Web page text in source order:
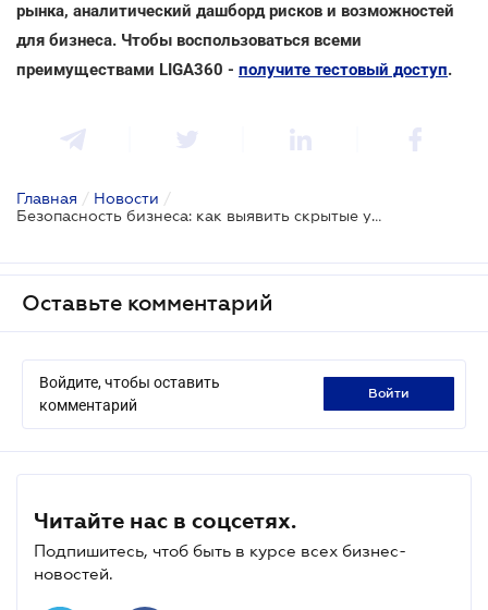
рынка, аналитический дашборд рисков и возможностей
для бизнеса. Чтобы воспользоваться всеми
преимуществами LIGA360 - получите тестовый доступ.
Главная / Новости /
Безопасность бизнеса: как выявить скрытые угрозы и защитить свою компанию
Оставьте комментарий
Войдите, чтобы оставить
комментарий
войти
Читайте нас в соцсетях.
Подпишитесь, чтоб быть в курсе всех бизнес-
новостей.